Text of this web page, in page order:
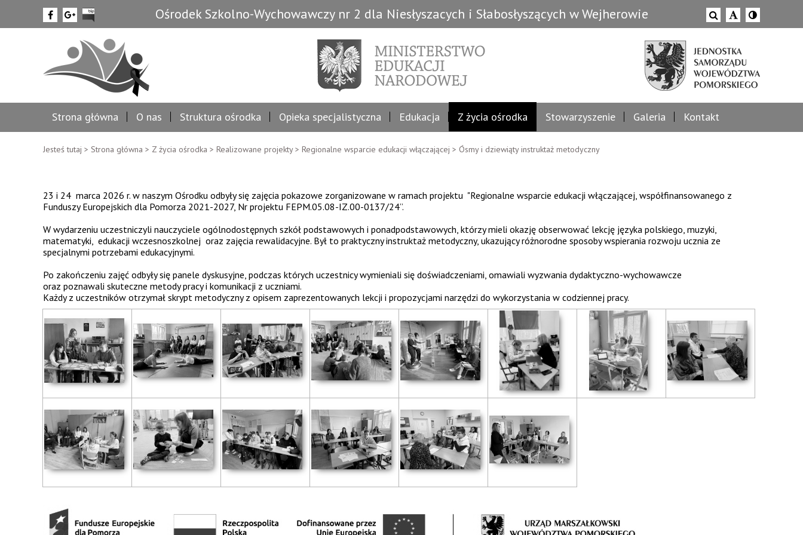
Ośrodek Szkolno-Wychowawczy nr 2 dla Niesłyszacych i Słabosłyszących w Wejherowie
Strona główna O nas Struktura ośrodka Opieka specjalistyczna Edukacja Z życia ośrodka Stowarzyszenie Galeria Kontakt
Jesteś tutaj > Strona główna > Z życia ośrodka > Realizowane projekty> Regionalne wsparcie edukacji włączającej > Ósmy i dziewiąty instruktaż metodyczny
23 i 24 marca 2026 r. w naszym Ośrodku odbyły się zajęcia pokazowe zorganizowane w ramach projektu "Regionalne wsparcie edukacji włączającej, współfinansowanego z
Funduszy Europejskich dla Pomorza 2021-2027, Nr projektu FEPM.05.08-IZ.00-0137/24”.
W wydarzeniu uczestniczyli nauczyciele ogólnodostępnych szkół podstawowych i ponadpodstawowych, którzy mieli okazję obserwować lekcję języka polskiego, muzyki,
matematyki, edukacji wczesnoszkolnej oraz zajęcia rewalidacyjne. Był to praktyczny instruktaż metodyczny, ukazujący różnorodne sposoby wspierania rozwoju ucznia ze
specjalnymi potrzebami edukacyjnymi.
Po zakończeniu zajęć odbyły się panele dyskusyjne, podczas których uczestnicy wymieniali się doświadczeniami, omawiali wyzwania dydaktyczno-wychowawcze
oraz poznawali skuteczne metody pracy i komunikacji z uczniami.
Każdy z uczestników otrzymał skrypt metodyczny z opisem zaprezentowanych lekcji i propozycjami narzędzi do wykorzystania w codziennej pracy.